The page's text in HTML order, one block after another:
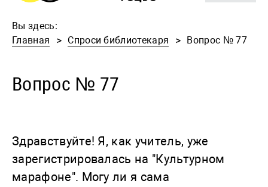
Вы здесь:
Главная
Спроси библиотекаря Вопрос № 77
Вопрос № 77
Здравствуйте! Я, как учитель, уже
зарегистрировалась на "Культурном
марафоне". Могу ли я сама